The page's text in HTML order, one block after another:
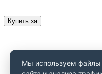
Купить за
Мы используем файлы